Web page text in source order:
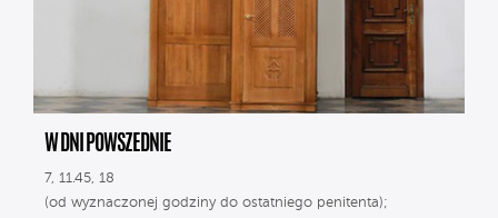
W DNI POWSZEDNIE
7, 11.45, 18
(od wyznaczonej godziny do ostatniego penitenta);